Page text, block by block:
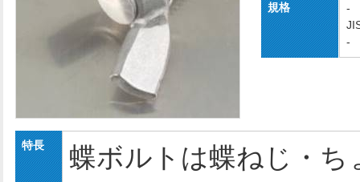
規格
-
-
特長
蝶ボルトは蝶ねじ・